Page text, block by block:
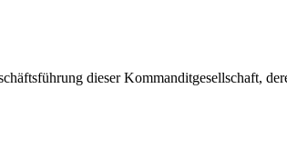
dieser Kommanditgesellschaft,